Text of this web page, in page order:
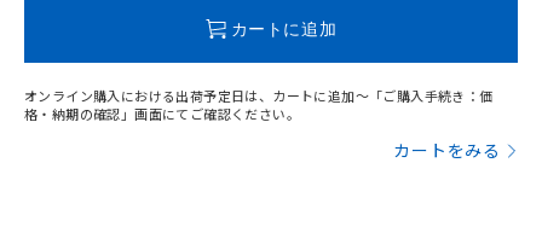
カートに追加
オンライン購入における出荷予定日は、カートに追加～「ご購入手続き：価
格・納期の確認」画面にてご確認ください。
カートをみる